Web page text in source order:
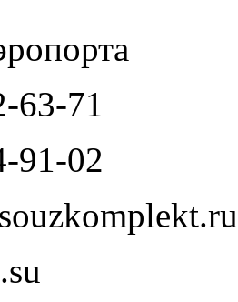
63-71
91-02